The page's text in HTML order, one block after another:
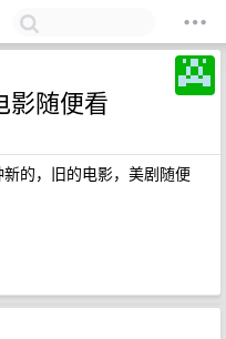
影随便看
的，旧的电影，美剧随便